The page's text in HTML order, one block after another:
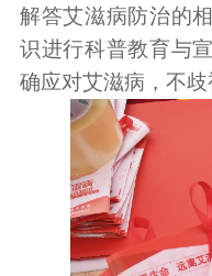
解答艾滋病防治的
识进行科普教育与
确应对艾滋病，不歧